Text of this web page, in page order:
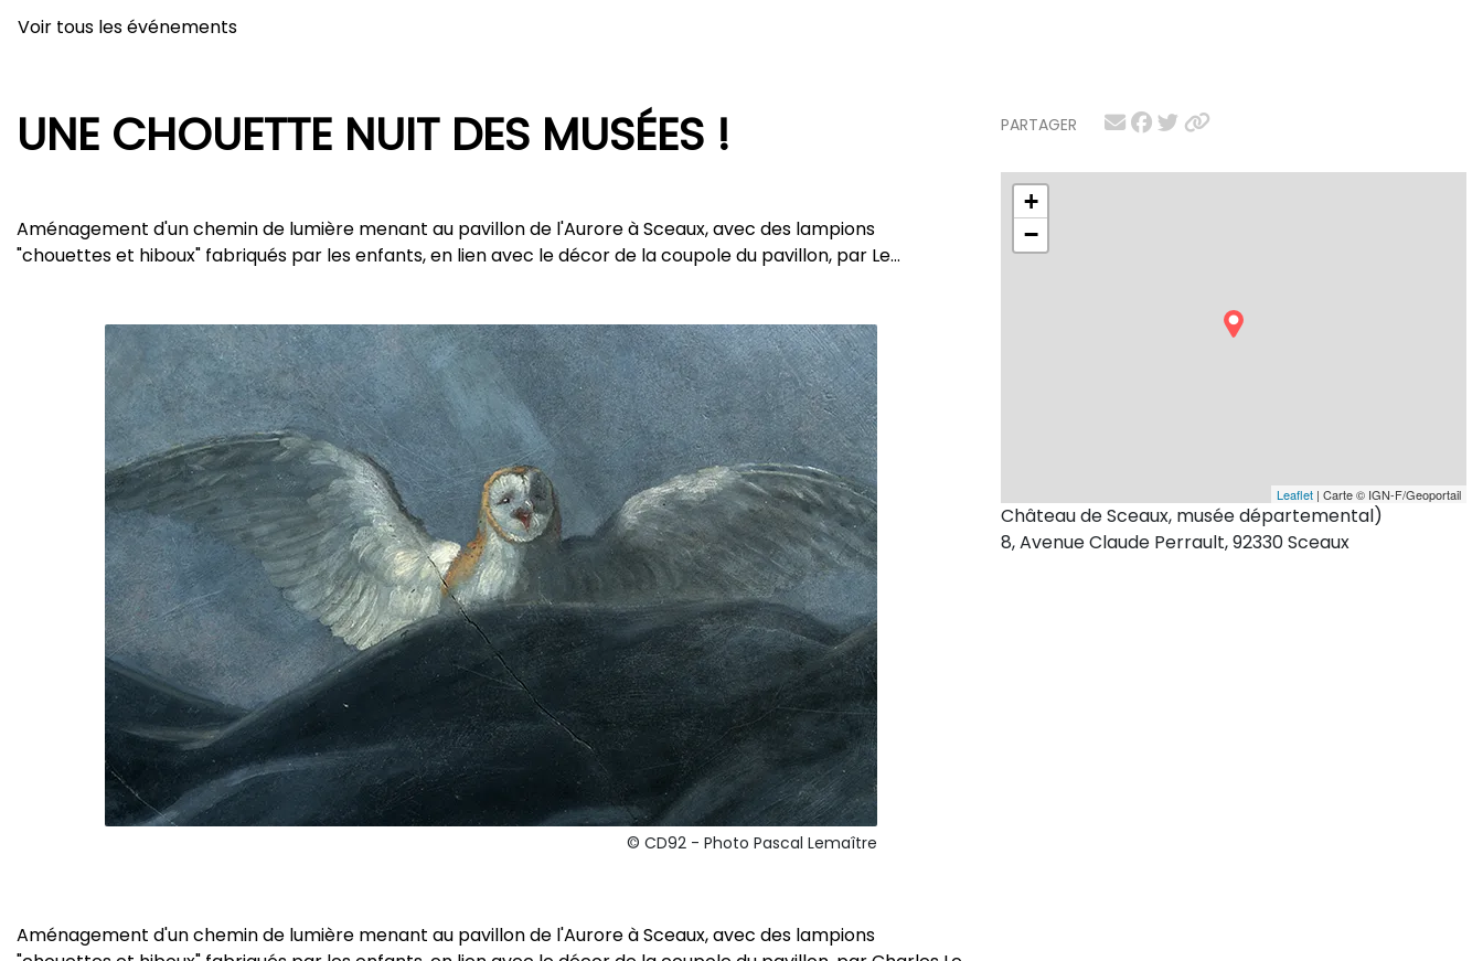
Voir tous les événements
PARTAGER
+
−
Leaflet | Carte © IGN-F/Geoportail
Château de Sceaux, musée départemental)
8, Avenue Claude Perrault, 92330 Sceaux
UNE CHOUETTE NUIT DES MUSÉES !
Aménagement d'un chemin de lumière menant au pavillon de l'Aurore à Sceaux, avec des lampions
"chouettes et hiboux" fabriqués par les enfants, en lien avec le décor de la coupole du pavillon, par Le…
© CD92 - Photo Pascal Lemaître
Aménagement d'un chemin de lumière menant au pavillon de l'Aurore à Sceaux, avec des lampions